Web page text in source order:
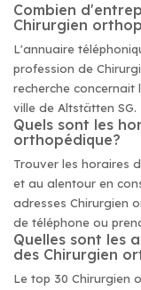
Combien
Chirurgien
L'annuaire
profession de
recherche concernait
ville de Altstätten SG.
Quels sont les
orthopédique?
Trouver les horaires
et au alentour en
adresses Chirurgien
de téléphone ou
Quelles sont les
des Chirurgien
Le top 30 Chirurgien